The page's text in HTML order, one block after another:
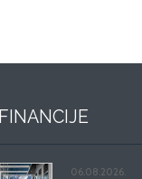
FINANCIJE
06.08.2026.